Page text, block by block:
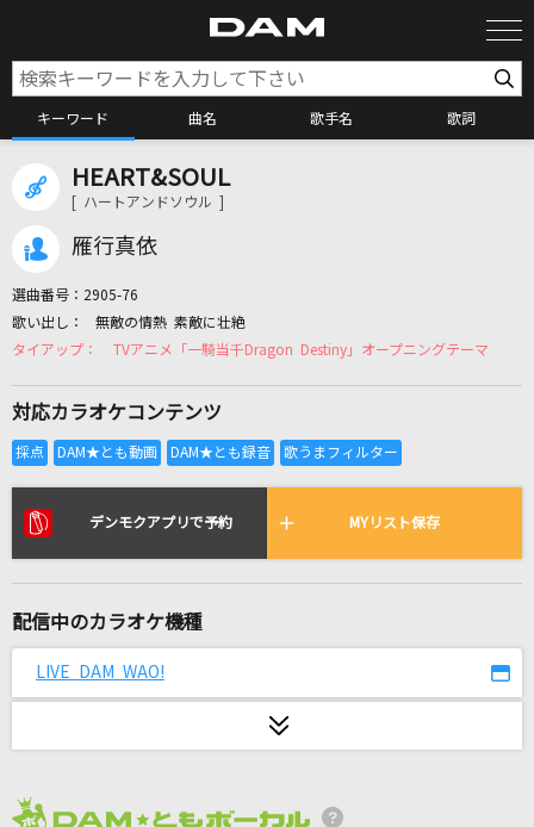
キーワード 曲名 歌手名 歌詞
カラオケ検索
カラオケリクエスト
リアルタイムで歌われている曲の一覧
翼の折れたエンジェル
革命道中
アイナ・ジ・エンド
[生音]Love is...
HEART&SOUL
[ ハートアンドソウル ]
雁行真依
選曲番号： 2905-76
無敵の情熱 素敵に壮絶
TVアニメ「一騎当千Dragon Destiny」オープニングテーマ
対応カラオケコンテンツ
デンモクアプリで予約 MYリスト保存
配信中のカラオケ機種
LIVE DAM WAO!